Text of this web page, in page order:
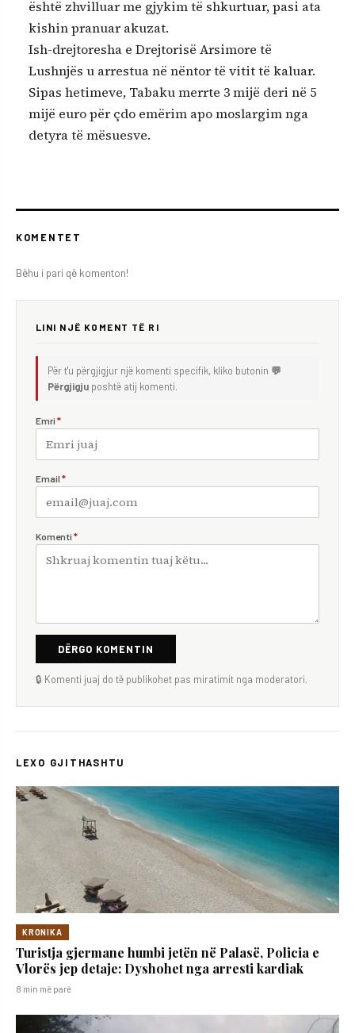
është zhvilluar me gjykim të shkurtuar, pasi ata
kishin pranuar akuzat.
Ish-drejtoresha e Drejtorisë Arsimore të
Lushnjës u arrestua në nëntor të vitit të kaluar.
Sipas hetimeve, Tabaku merrte 3 mijë deri në 5
mijë euro për çdo emërim apo moslargim nga
detyra të mësuesve.
KOMENTET
Bëhu i pari që komenton!
LINI NJË KOMENT TË RI
Për t'u përgjigjur një komenti specifik, kliko butonin 💬
Përgjigju poshtë atij komenti.
Emri *
Email *
Komenti *
DËRGO KOMENTIN
🔒 Komenti juaj do të publikohet pas miratimit nga moderatori.
LEXO GJITHASHTU
KRONIKA
Turistja gjermane humbi jetën në Palasë, Policia e
Vlorës jep detaje: Dyshohet nga arresti kardiak
8 min më parë